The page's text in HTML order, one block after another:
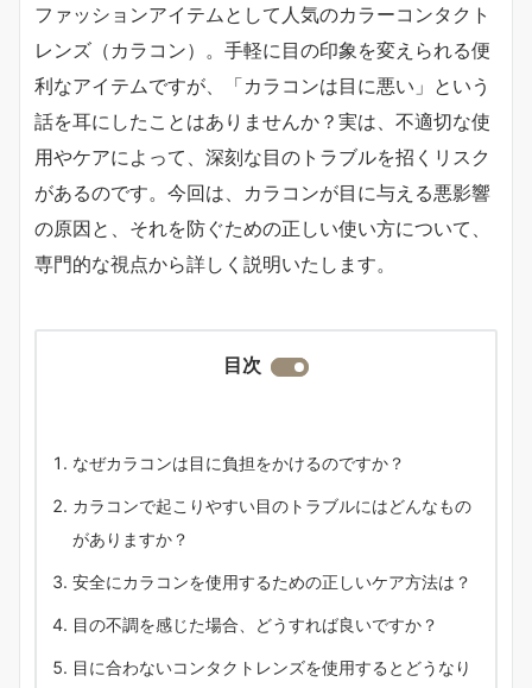
ファッションアイテムとして人気のカラーコンタクト
レンズ（カラコン）。手軽に目の印象を変えられる便
利なアイテムですが、「カラコンは目に悪い」という
話を耳にしたことはありませんか？実は、不適切な使
用やケアによって、深刻な目のトラブルを招くリスク
があるのです。今回は、カラコンが目に与える悪影響
の原因と、それを防ぐための正しい使い方について、
専門的な視点から詳しく説明いたします。
目次
なぜカラコンは目に負担をかけるのですか？
カラコンで起こりやすい目のトラブルにはどんなもの
がありますか？
安全にカラコンを使用するための正しいケア方法は？
目の不調を感じた場合、どうすれば良いですか？
目に合わないコンタクトレンズを使用するとどうなり